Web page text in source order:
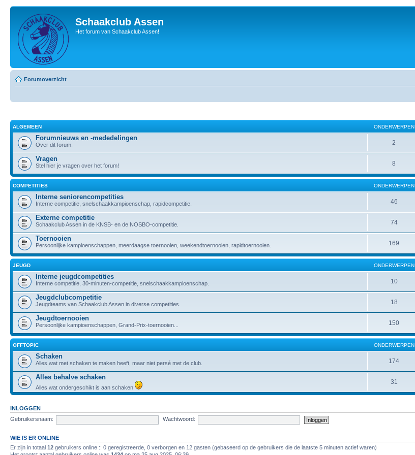
Schaakclub Assen
Het forum van Schaakclub Assen!
Forumoverzicht
ALGEMEEN ONDERWERPEN
Forumnieuws en -mededelingen
Over dit forum. 2
Vragen
Stel hier je vragen over het forum! 8
COMPETITIES ONDERWERPEN
Interne seniorencompetities
Interne competitie, snelschaakkampioenschap, rapidcompetitie. 46
Externe competitie
Schaakclub Assen in de KNSB- en de NOSBO-competitie. 74
Toernooien
Persoonlijke kampioenschappen, meerdaagse toernooien, weekendtoernooien, rapidtoernooien. 169
JEUGD ONDERWERPEN
Interne jeugdcompetities
Interne competitie, 30-minuten-competitie, snelschaakkampioenschap. 10
Jeugdclubcompetitie
Jeugdteams van Schaakclub Assen in diverse competities. 18
Jeugdtoernooien
Persoonlijke kampioenschappen, Grand-Prix-toernooien... 150
OFFTOPIC ONDERWERPEN
Schaken
Alles wat met schaken te maken heeft, maar niet persé met de club. 174
Alles behalve schaken
Alles wat ondergeschikt is aan schaken
31
INLOGGEN
Gebruikersnaam:
Wachtwoord:
WIE IS ER ONLINE
Er zijn in totaal 12 gebruikers online :: 0 geregistreerde, 0 verborgen en 12 gasten (gebaseerd op de gebruikers die de laatste 5 minuten actief waren)